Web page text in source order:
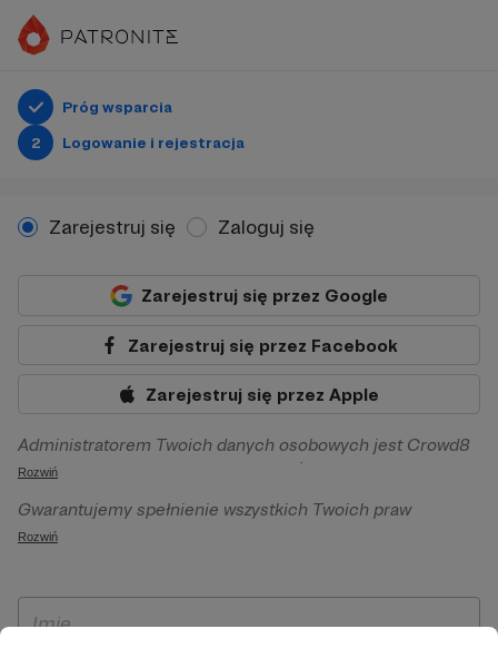
Próg wsparcia
2
Logowanie i rejestracja
Zarejestruj się Zaloguj się
Zarejestruj się przez Google
Zarejestruj się przez Facebook
Zarejestruj się przez Apple
Administratorem Twoich danych osobowych jest Crowd8
sp. z o.o. z siedziba w Warszawie, ul. Żwirki i Wigury 16, 02-
092 Warszawa. Twoje dane osobowe będą przetwarzane w
szczególności w celu wykonania umowy zawartej z Tobą, w
Patronite.pl, w tym możliwości dokonywania oraz
otrzymywania wsparcia na naszej platformie oraz
Rozwiń
Gwarantujemy spełnienie wszystkich Twoich praw
wynikających z ogólnego rozporządzenia o ochronie
ich przenoszenia, niepodlegania zautomatyzowanemu
Rozwiń